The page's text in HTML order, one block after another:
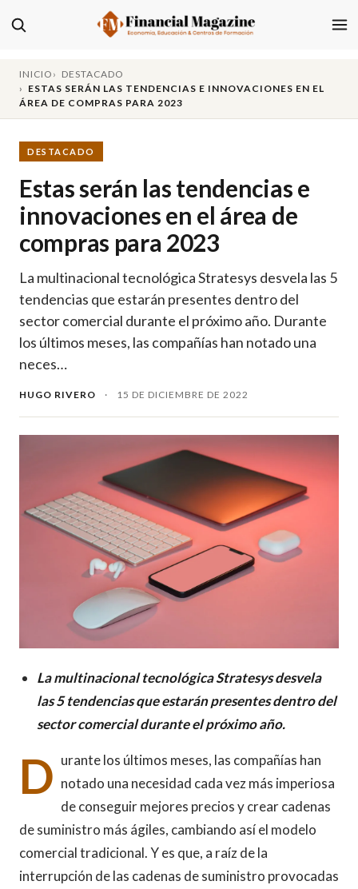
INICIO
DESTACADO
ESTAS SERÁN LAS TENDENCIAS E INNOVACIONES EN EL
ÁREA DE COMPRAS PARA 2023
DESTACADO
Estas serán las tendencias e
innovaciones en el área de
compras para 2023
La multinacional tecnológica Stratesys desvela las 5
tendencias que estarán presentes dentro del
sector comercial durante el próximo año. Durante
los últimos meses, las compañías han notado una
neces…
HUGO RIVERO · 15 DE DICIEMBRE DE 2022
La multinacional tecnológica Stratesys desvela
las 5 tendencias que estarán presentes dentro del
sector comercial durante el próximo año.
D urante los últimos meses, las compañías han
notado una necesidad cada vez más imperiosa
de conseguir mejores precios y crear cadenas
de suministro más ágiles, cambiando así el modelo
comercial tradicional. Y es que, a raíz de la
interrupción de las cadenas de suministro provocadas